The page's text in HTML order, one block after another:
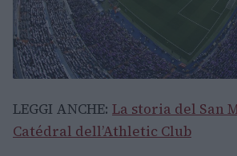
LEGGI ANCHE: La storia del San
Catédral dell’Athletic Club